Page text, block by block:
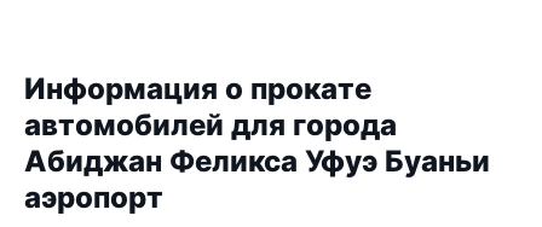
Информация о прокате
автомобилей для города
Абиджан Феликса Уфуэ Буаньи
аэропорт